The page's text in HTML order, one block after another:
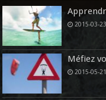
2015-03-23
Méfiez
2015-05-21